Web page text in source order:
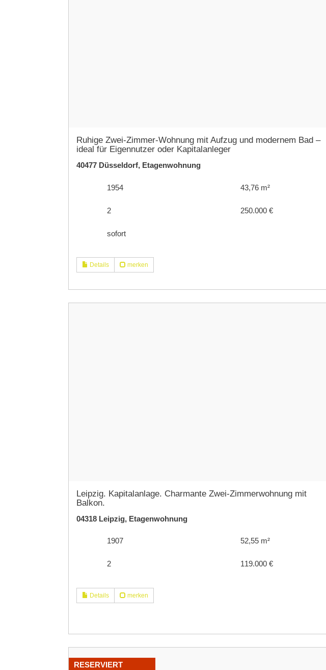
Ruhige Zwei-Zimmer-Wohnung mit Aufzug und modernem Bad –
ideal für Eigennutzer oder Kapitalanleger
40477 Düsseldorf, Etagenwohnung
1954 43,76 m²
2 250.000 €
sofort
Details merken
Leipzig. Kapitalanlage. Charmante Zwei-Zimmerwohnung mit
Balkon.
04318 Leipzig, Etagenwohnung
1907 52,55 m²
2 119.000 €
Details merken
RESERVIERT